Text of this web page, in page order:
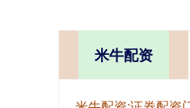
米牛配资